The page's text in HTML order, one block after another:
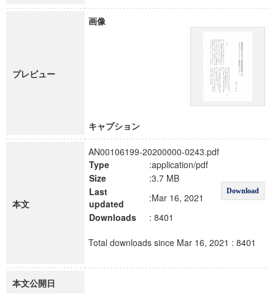
プレビュー
画像
キャプション
本文
AN00106199-20200000-0243.pdf
Type
:application/pdf
Download
Size
:3.7 MB
Last
updated
:Mar 16, 2021
Downloads
: 8401
Total downloads since Mar 16, 2021 : 8401
本文公開日